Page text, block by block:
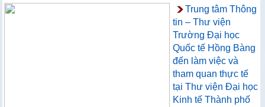
Trung tâm Thông
tin – Thư viện
Trường Đại học
Quốc tế Hồng Bàng
đến làm việc và
tham quan thực tế
tại Thư viện Đại học
Kinh tế Thành phố